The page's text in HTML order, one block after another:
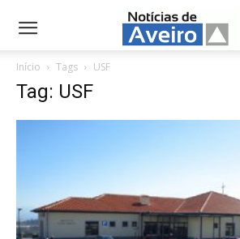
NotíciasdeAveiro.pt
Início Tags USF
Tag: USF